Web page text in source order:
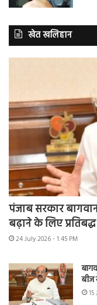
खेत खलिहान
पंजाब सरकार
बढ़ाने के लिए प्रतिबद्ध
24 July 2026 - 1:45 PM
बीज
15